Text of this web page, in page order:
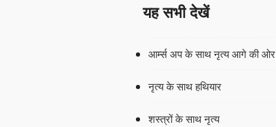
यह सभी देखें
आर्म्स अप के साथ नृत्य आगे की ओर
नृत्य के साथ हथियार
शस्त्रों के साथ नृत्य